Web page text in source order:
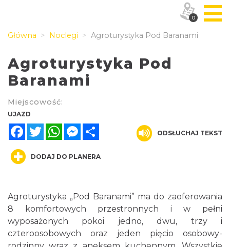
Główna Noclegi Agroturystyka Pod Baranami
Agroturystyka Pod
Baranami
Miejscowość:
UJAZD
FacebookTwitterWhatsAppMessenger
ODSŁUCHAJ TEKST
DODAJ DO PLANERA
Agroturystyka „Pod Baranami” ma do zaoferowania
8 komfortowych przestronnych i w pełni
wyposażonych pokoi jedno, dwu, trzy i
czteroosobowych oraz jeden pięcio osobowy-
0